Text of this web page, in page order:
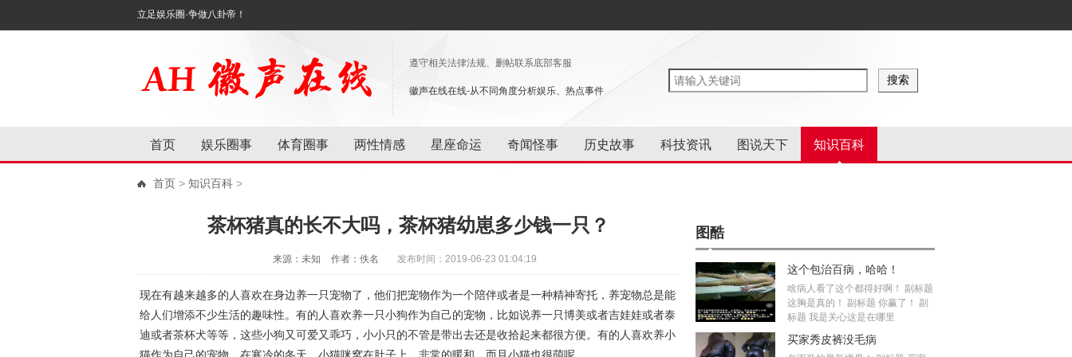
立足娱乐圈·争做八卦帝！
遵守相关法律法规、删帖联系底部客服
徽声在线在线-从不同角度分析娱乐、热点事件
首页 娱乐圈事 体育圈事 两性情感 星座命运 奇闻怪事 历史故事 科技资讯 图说天下 知识百科
首页 > 知识百科 >
茶杯猪真的长不大吗，茶杯猪幼崽多少钱一只？
来源：未知 作者：佚名 发布时间：2019-06-23 01:04:19
现在有越来越多的人喜欢在身边养一只宠物了，他们把宠物作为一个陪伴或者是一种精神寄托，养宠物总是能
给人们增添不少生活的趣味性。有的人喜欢养一只小狗作为自己的宠物，比如说养一只博美或者吉娃娃或者泰
迪或者茶杯犬等等，这些小狗又可爱又乖巧，小小只的不管是带出去还是收拾起来都很方便。有的人喜欢养小
图酷
这个包治百病，哈哈！
啥病人看了这个都得好啊！ 副标题
这胸是真的！ 副标题 你赢了！ 副
标题 我是关心这是在哪里
买家秀皮裤没毛病